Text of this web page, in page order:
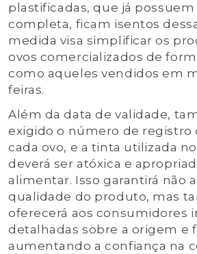
plastificadas, que já
completa, ficam isentos
medida visa simplificar os
ovos comercializados de
como aqueles vendidos em
feiras.
Além da data de validade,
exigido o número de registro
cada ovo, e a tinta utilizada
deverá ser atóxica e
alimentar. Isso garantirá não
qualidade do produto, mas
oferecerá aos consumidores
detalhadas sobre a origem e
aumentando a confiança na